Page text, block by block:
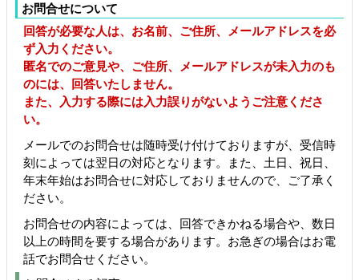
お問合せについて
回答が必要な人は、お名前、ご住所、メールアドレスを必
ず入力ください。
匿名でのご意見や、ご住所、メールアドレスが未入力のも
のには、回答いたしません。
また、入力する際には入力誤りがないようご注意くださ
い。
メールでのお問合せは随時受け付けておりますが、受信時
刻によっては翌日の対応となります。また、土日、祝日、
年末年始はお問合せに対応しておりませんので、ご了承く
ださい。
お問合せの内容によっては、回答できかねる場合や、数日
以上の時間を要する場合があります。お急ぎの場合はお電
話でお問合せください。